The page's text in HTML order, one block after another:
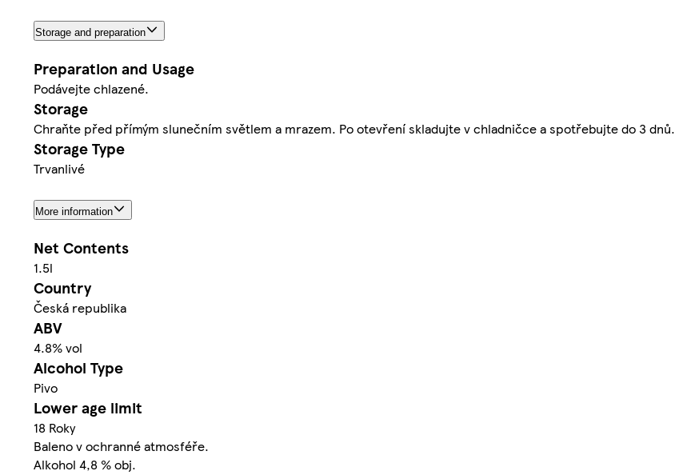
Storage and preparation
Preparation and Usage
Podávejte chlazené.
Storage
Chraňte před přímým slunečním světlem a mrazem. Po otevření skladujte v chladničce a spotřebujte do 3 dnů.
Storage Type
Trvanlivé
More information
Net Contents
1.5l
Country
Česká republika
ABV
4.8% vol
Alcohol Type
Pivo
Lower age limit
18 Roky
Baleno v ochranné atmosféře.
Alkohol 4,8 % obj.